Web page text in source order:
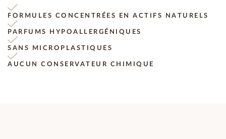
FORMULES CONCENTRÉES EN ACTIFS NATURELS
PARFUMS HYPOALLERGÉNIQUES
SANS MICROPLASTIQUES
AUCUN CONSERVATEUR CHIMIQUE